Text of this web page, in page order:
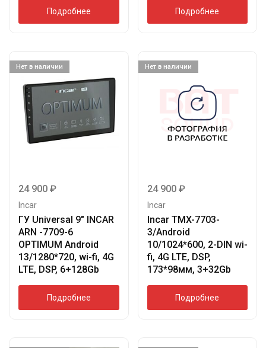
Подробнее Подробнее
Нет в наличии
24 900 ₽
Incar
ГУ Universal 9″ INCAR
ARN -7709-6
OPTIMUM Android
13/1280*720, wi-fi, 4G
LTE, DSP, 6+128Gb
Подробнее
Нет в наличии
24 900 ₽
Incar
Incar TMX-7703-
3/Android
10/1024*600, 2-DIN wi-
fi, 4G LTE, DSP,
173*98мм, 3+32Gb
Подробнее